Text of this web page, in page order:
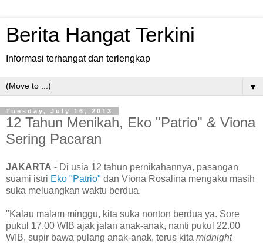
Berita Hangat Terkini
Informasi terhangat dan terlengkap
▼
Tuesday, July 16, 2013
12 Tahun Menikah, Eko "Patrio" & Viona
Sering Pacaran
JAKARTA - Di usia 12 tahun pernikahannya, pasangan
suami istri Eko "Patrio" dan Viona Rosalina mengaku masih
suka meluangkan waktu berdua.
"Kalau malam minggu, kita suka nonton berdua ya. Sore
pukul 17.00 WIB ajak jalan anak-anak, nanti pukul 22.00
WIB, supir bawa pulang anak-anak, terus kita midnight